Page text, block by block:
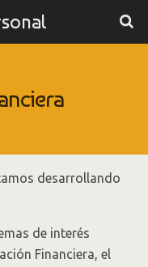
desarrollando
de interés
Financiera, el